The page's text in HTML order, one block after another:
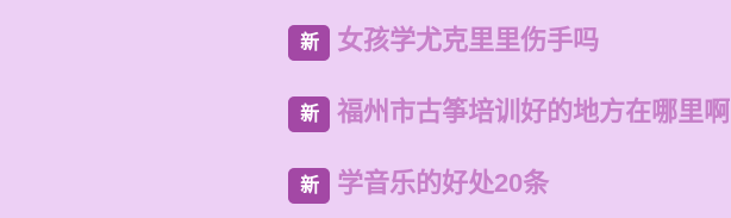
新 女孩学尤克里里伤手吗
新 福州市古筝培训好的地方在哪里啊
新 学音乐的好处20条